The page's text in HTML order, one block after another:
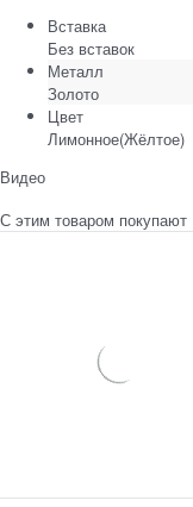
Вставка
Без вставок
Металл
Золото
Цвет
Лимонное(Жёлтое)
Видео
С этим товаром покупают